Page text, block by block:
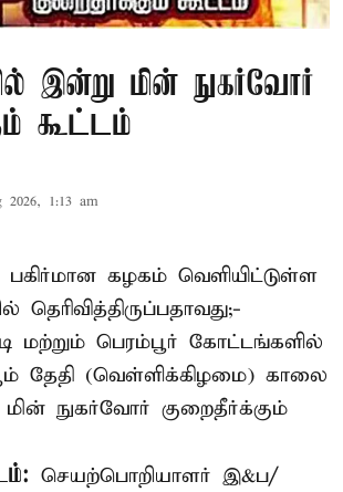
இன்று மின் நுகர்வோர்
கூட்டம்
2026, 1:13 am
பகிர்மான கழகம் வெளியிட்டுள்ள
தெரிவித்திருப்பதாவது;-
மற்றும் பெரம்பூர் கோட்டங்களில்
(வெள்ளிக்கிழமை) காலை
மின் நுகர்வோர் குறைதீர்க்கும்
செயற்பொறியாளர் இ&ப/